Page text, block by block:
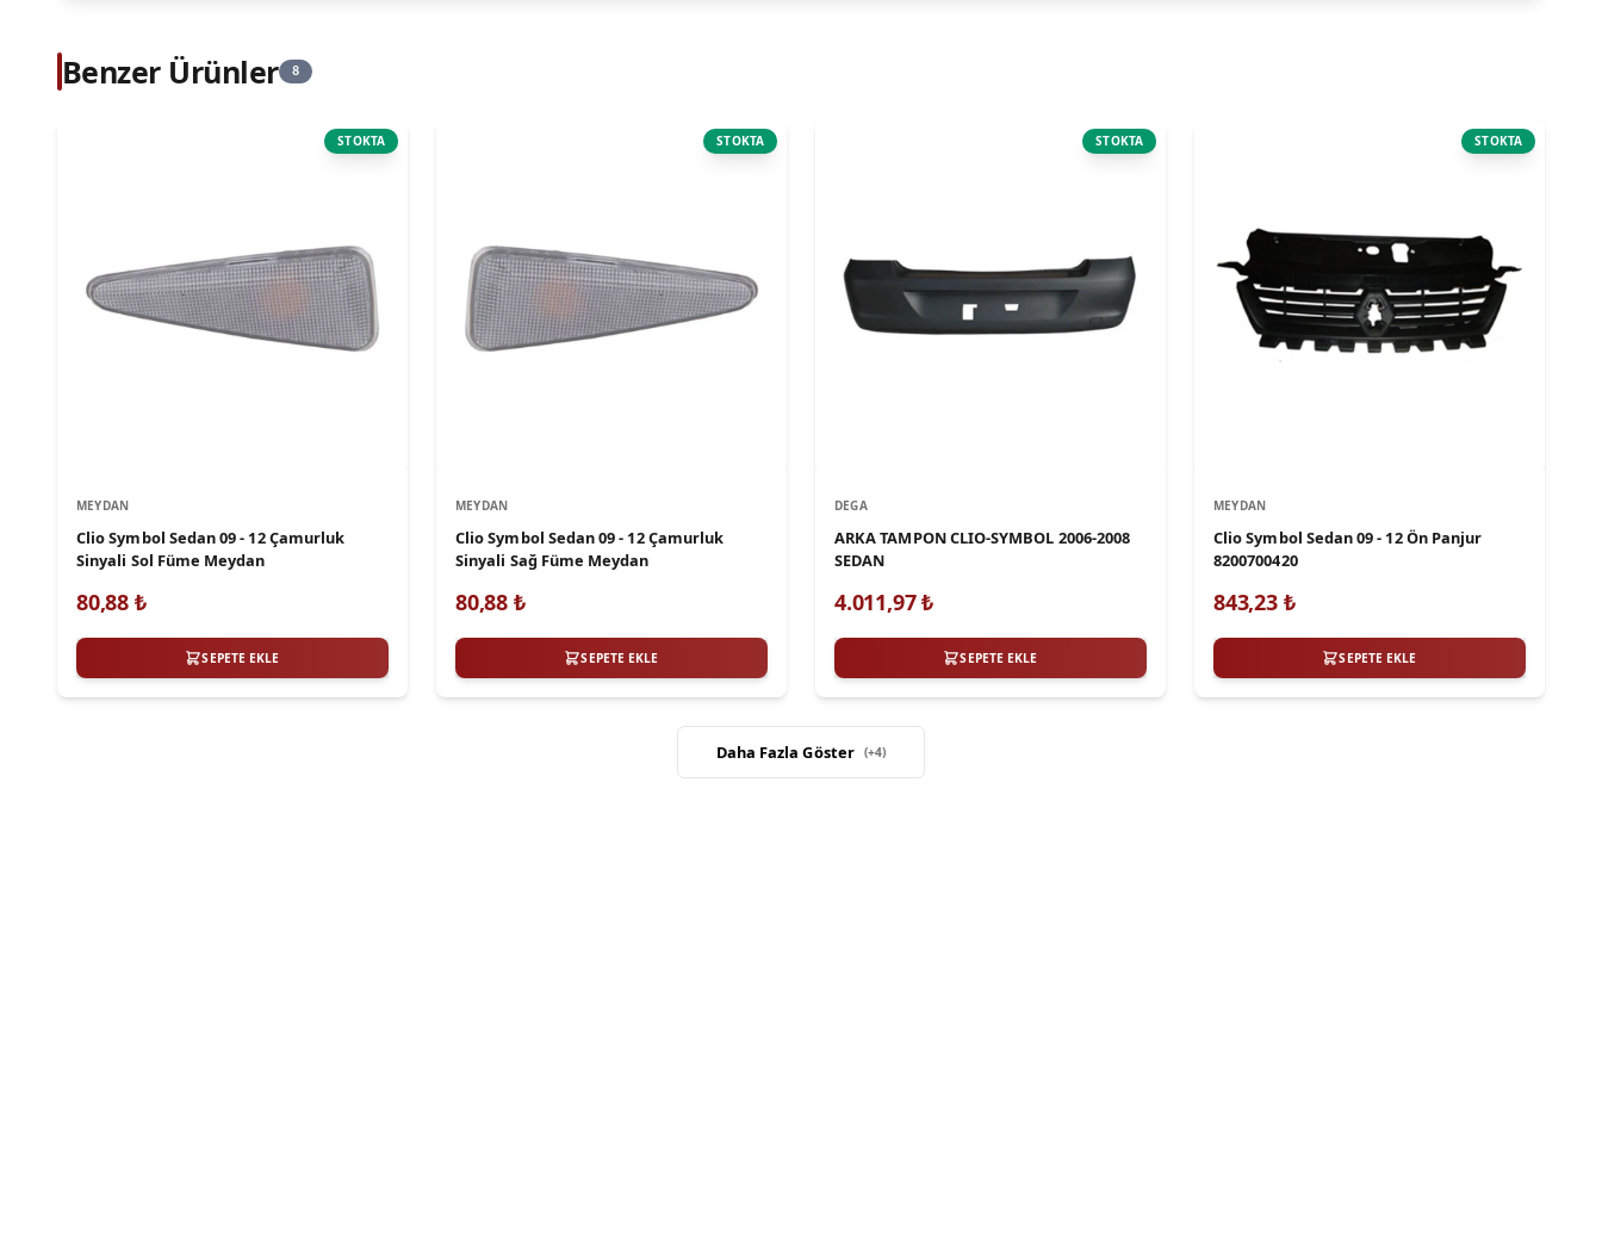
Benzer Ürünler 8
STOKTA
MEYDAN
Clio Symbol Sedan 09 - 12 Çamurluk
Sinyali Sol Füme Meydan
80,88 ₺
SEPETE EKLE
STOKTA
MEYDAN
Clio Symbol Sedan 09 - 12 Çamurluk
Sinyali Sağ Füme Meydan
80,88 ₺
SEPETE EKLE
STOKTA
DEGA
ARKA TAMPON CLIO-SYMBOL 2006-2008
SEDAN
4.011,97₺
SEPETE EKLE
STOKTA
MEYDAN
Clio Symbol Sedan 09 - 12 Ön Panjur
8200700420
843,23₺
SEPETE EKLE
Daha Fazla Göster (+4)